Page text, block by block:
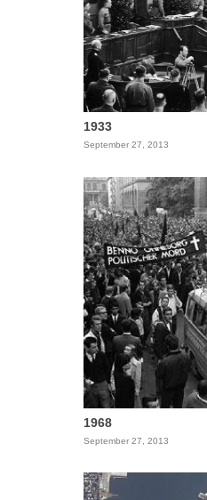
1933
September 27, 2013
1968
September 27, 2013